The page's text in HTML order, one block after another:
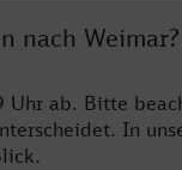
nach Weimar?
Uhr ab. Bitte
In